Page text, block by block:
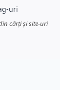
uri
cărți și site-uri